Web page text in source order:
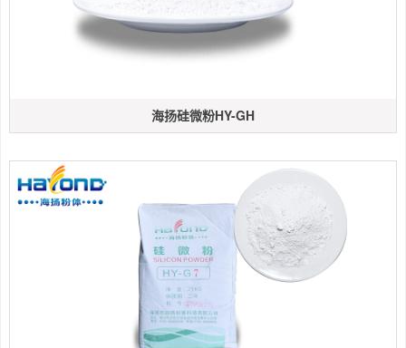
海扬硅微粉HY-GH